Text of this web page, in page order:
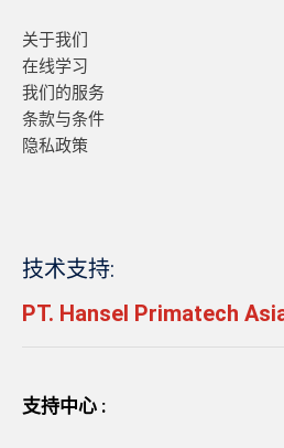
关于我们
在线学习
我们的服务
条款与条件
隐私政策
技术支持:
PT. Hansel Primatech
支持中心 :